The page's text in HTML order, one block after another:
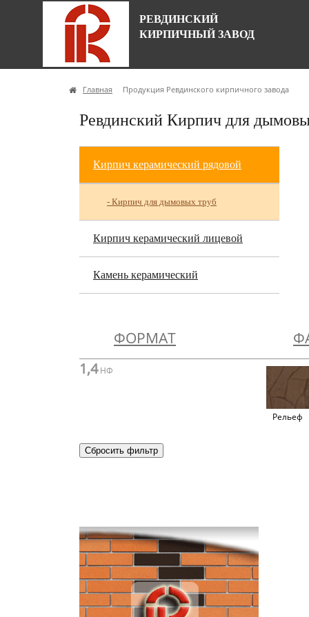
РЕВДИНСКИЙ
КИРПИЧНЫЙ ЗАВОД
Главная Продукция Ревдинского кирпичного завода
Ревдинский Кирпич для
Кирпич керамический рядовой
- Кирпич для дымовых труб
Кирпич керамический лицевой
Камень керамический
ФОРМАТ
1,4НФ
Рельеф